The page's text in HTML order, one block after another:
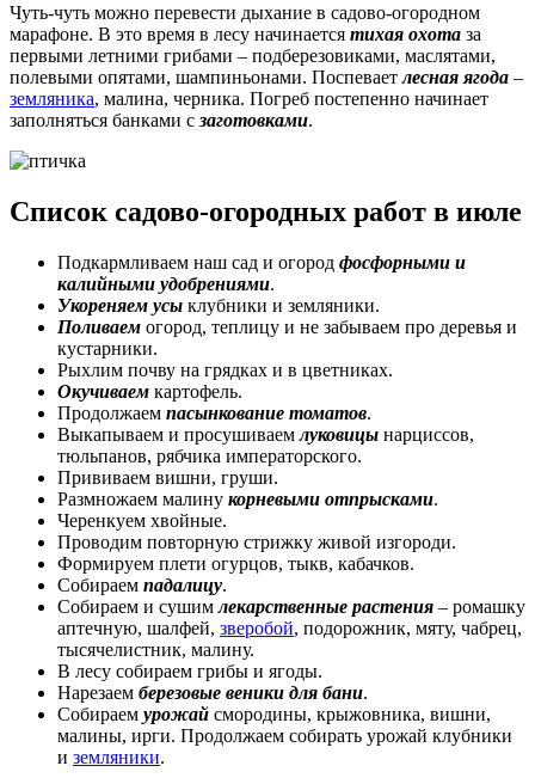
Чуть-чуть можно перевести дыхание в садово-огородном
марафоне. В это время в лесу начинается тихая охота за
первыми летними грибами – подберезовиками, маслятами,
полевыми опятами, шампиньонами. Поспеваетлесная ягода –
земляника, малина, черника. Погреб постепенно начинает
заполняться банками с заготовками.
Список садово-огородных работ в июле
Подкармливаем наш сад и огород фосфорными и
калийными удобрениями.
Укореняем усы клубники и земляники.
Поливаем огород, теплицу и не забываем про деревья и
кустарники.
Рыхлим почву на грядках и в цветниках.
Окучиваем картофель.
Продолжаем пасынкование томатов.
Выкапываем и просушиваемлуковицы нарциссов,
тюльпанов, рябчика императорского.
Прививаем вишни, груши.
Размножаем малину корневыми отпрысками.
Черенкуем хвойные.
Проводим повторную стрижку живой изгороди.
Формируем плети огурцов, тыкв, кабачков.
Собираем падалицу.
Собираем и сушимлекарственные растения – ромашку
аптечную, шалфей, зверобой, подорожник, мяту, чабрец,
тысячелистник, малину.
В лесу собираем грибы и ягоды.
Нарезаем березовые веники для бани.
Собираем урожай смородины, крыжовника, вишни,
малины, ирги. Продолжаем собирать урожай клубники
и земляники.